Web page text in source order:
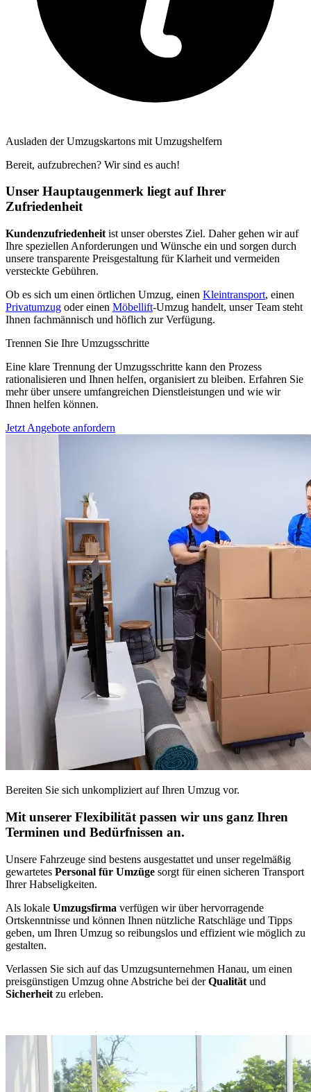
Ausladen der Umzugskartons mit Umzugshelfern
Bereit, aufzubrechen? Wir sind es auch!
Unser Hauptaugenmerk liegt auf Ihrer
Zufriedenheit
Kundenzufriedenheit ist unser oberstes Ziel. Daher gehen wir auf
Ihre speziellen Anforderungen und Wünsche ein und sorgen durch
unsere transparente Preisgestaltung für Klarheit und vermeiden
versteckte Gebühren.
Ob es sich um einen örtlichen Umzug, einen Kleintransport, einen
Privatumzug oder einen Möbellift-Umzug handelt, unser Team steht
Ihnen fachmännisch und höflich zur Verfügung.
Trennen Sie Ihre Umzugsschritte
Eine klare Trennung der Umzugsschritte kann den Prozess
rationalisieren und Ihnen helfen, organisiert zu bleiben. Erfahren Sie
mehr über unsere umfangreichen Dienstleistungen und wie wir
Ihnen helfen können.
Jetzt Angebote anfordern
Bereiten Sie sich unkompliziert auf Ihren Umzug vor.
Mit unserer Flexibilität passen wir uns ganz Ihren
Terminen und Bedürfnissen an.
Unsere Fahrzeuge sind bestens ausgestattet und unser regelmäßig
gewartetes Personal für Umzüge sorgt für einen sicheren Transport
Ihrer Habseligkeiten.
Als lokale Umzugsfirma verfügen wir über hervorragende
Ortskenntnisse und können Ihnen nützliche Ratschläge und Tipps
geben, um Ihren Umzug so reibungslos und effizient wie möglich zu
gestalten.
Verlassen Sie sich auf das Umzugsunternehmen Hanau, um einen
preisgünstigen Umzug ohne Abstriche bei derQualität und
Sicherheit zu erleben.